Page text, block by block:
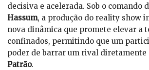
decisiva e acelerada. Sob o comando
Hassum, a produção do reality show
nova dinâmica que promete elevar a
confinados, permitindo que um
poder de barrar um rival diretamente
Patrão.